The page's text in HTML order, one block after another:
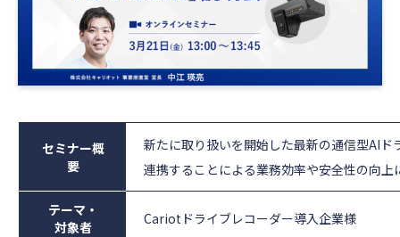
セミナー概
要
新たに取り扱いを開始した最新の通信型AI
連携することによる業務効率や安全性の向上
テーマ・
対象者
Cariotドライブレコーダー導入企業様